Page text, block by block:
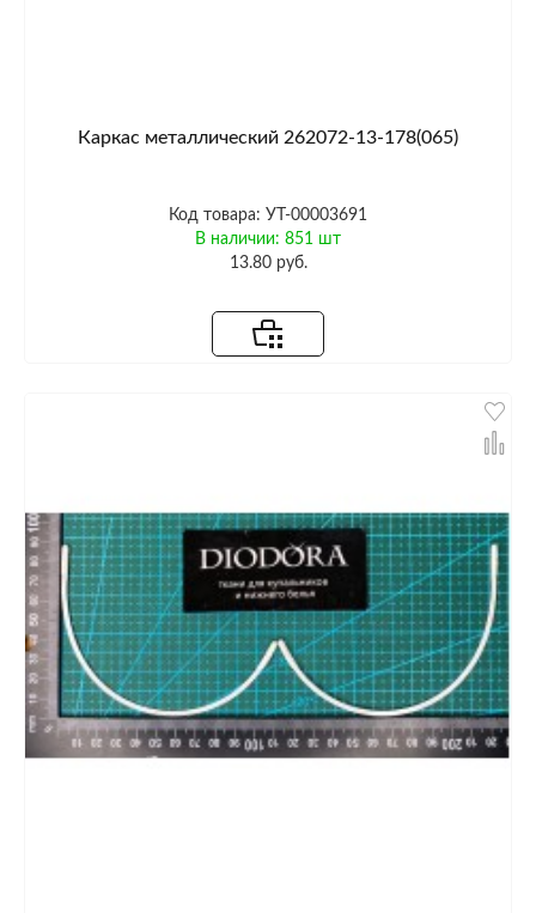
Каркас металлический 262072-13-178(065)
Код товара: УТ-00003691
В наличии: 851 шт
13.80 руб.